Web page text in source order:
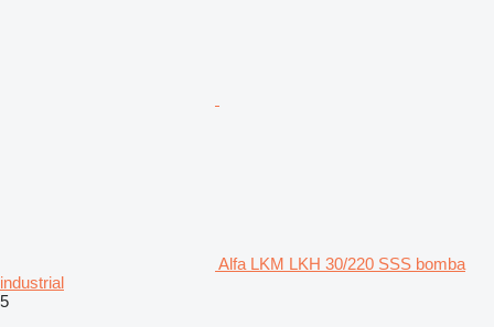
Alfa LKM LKH 30/220 SSS bomba
industrial
5